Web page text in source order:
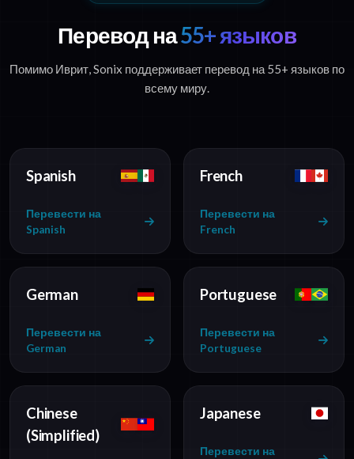
Перевод на55+ языков
Помимо Иврит, Sonix поддерживает перевод на 55+ языков по
всему миру.
Spanish
Перевести на
Spanish
French
Перевести на
French
German
Перевести на
German
Portuguese
Перевести на
Portuguese
Chinese
(Simplified)
Japanese
Перевести на